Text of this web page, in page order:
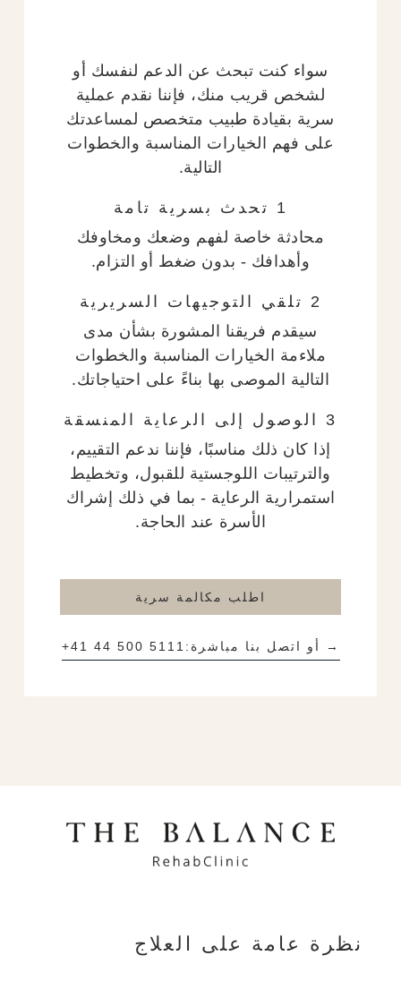
سواء كنت تبحث عن الدعم لنفسك أو
لشخص قريب منك، فإننا نقدم عملية
سرية بقيادة طبيب متخصص لمساعدتك
على فهم الخيارات المناسبة والخطوات
التالية.
1 تحدث بسرية تامة
محادثة خاصة لفهم وضعك ومخاوفك
وأهدافك - بدون ضغط أو التزام.
2 تلقي التوجيهات السريرية
سيقدم فريقنا المشورة بشأن مدى
ملاءمة الخيارات المناسبة والخطوات
التالية الموصى بها بناءً على احتياجاتك.
3 الوصول إلى الرعاية المنسقة
إذا كان ذلك مناسبًا، فإننا ندعم التقييم،
والترتيبات اللوجستية للقبول، وتخطيط
استمرارية الرعاية - بما في ذلك إشراك
الأسرة عند الحاجة.
اطلب مكالمة سرية
→ أو اتصل بنا مباشرة: +41 44 500 5111
نظرة عامة على العلاج